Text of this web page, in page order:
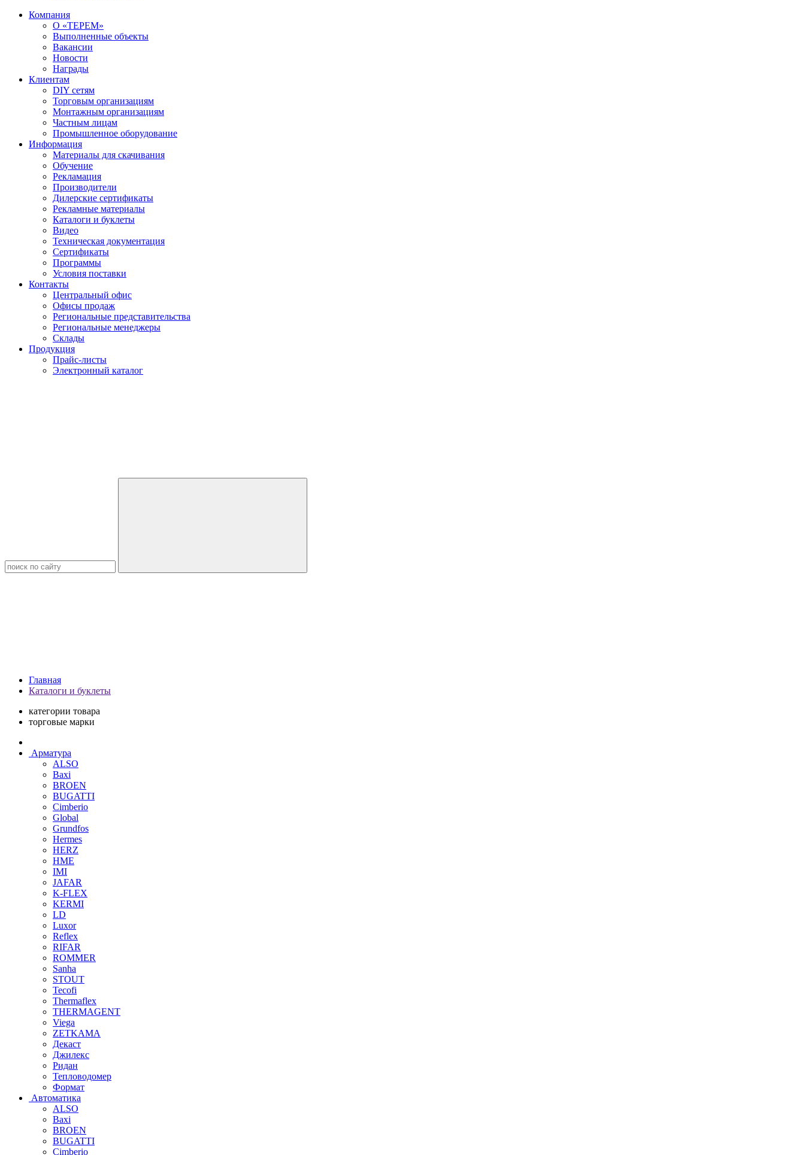
Компания
О «ТЕРЕМ»
Выполненные объекты
Вакансии
Новости
Награды
Клиентам
DIY сетям
Торговым организациям
Монтажным организациям
Частным лицам
Промышленное оборудование
Информация
Материалы для скачивания
Обучение
Рекламация
Производители
Дилерские сертификаты
Рекламные материалы
Каталоги и буклеты
Видео
Техническая документация
Сертификаты
Программы
Условия поставки
Контакты
Центральный офис
Офисы продаж
Региональные представительства
Региональные менеджеры
Склады
Продукция
Прайс-листы
Электронный каталог
Главная
Каталоги и буклеты
категории товара
торговые марки
Арматура
ALSO
Baxi
BROEN
BUGATTI
Cimberio
Global
Grundfos
Hermes
HERZ
HME
IMI
JAFAR
K-FLEX
KERMI
LD
Luxor
Reflex
RIFAR
ROMMER
Sanha
STOUT
Tecofi
Thermaflex
THERMAGENT
Viega
ZETKAMA
Декаст
Джилекс
Ридан
Тепловодомер
Формат
Автоматика
ALSO
Baxi
BROEN
BUGATTI
Cimberio